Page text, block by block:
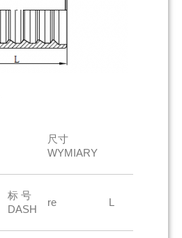
尺寸
WYMIARY
标 号
DASH
re L